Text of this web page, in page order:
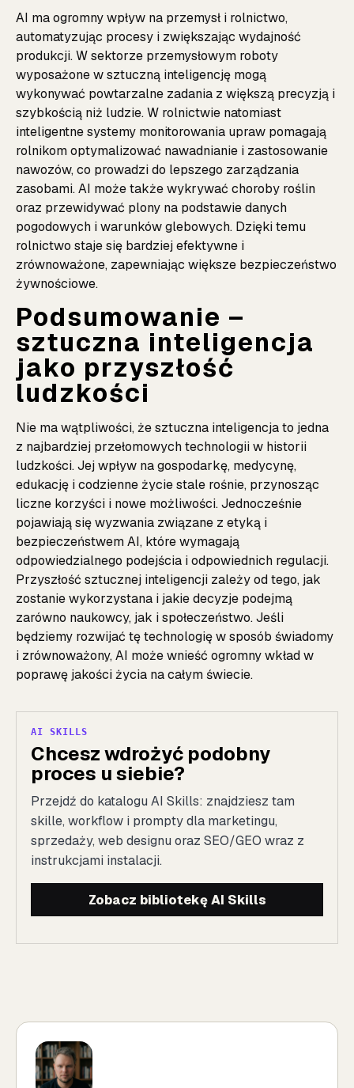
AI ma ogromny wpływ na przemysł i rolnictwo,
automatyzując procesy i zwiększając wydajność
produkcji. W sektorze przemysłowym roboty
wyposażone w sztuczną inteligencję mogą
wykonywać powtarzalne zadania z większą precyzją i
szybkością niż ludzie. W rolnictwie natomiast
inteligentne systemy monitorowania upraw pomagają
rolnikom optymalizować nawadnianie i zastosowanie
nawozów, co prowadzi do lepszego zarządzania
zasobami. AI może także wykrywać choroby roślin
oraz przewidywać plony na podstawie danych
pogodowych i warunków glebowych. Dzięki temu
rolnictwo staje się bardziej efektywne i
zrównoważone, zapewniając większe bezpieczeństwo
żywnościowe.
Podsumowanie –
sztuczna inteligencja
jako przyszłość
ludzkości
Nie ma wątpliwości, że sztuczna inteligencja to jedna
z najbardziej przełomowych technologii w historii
ludzkości. Jej wpływ na gospodarkę, medycynę,
edukację i codzienne życie stale rośnie, przynosząc
liczne korzyści i nowe możliwości. Jednocześnie
pojawiają się wyzwania związane z etyką i
bezpieczeństwem AI, które wymagają
odpowiedzialnego podejścia i odpowiednich regulacji.
Przyszłość sztucznej inteligencji zależy od tego, jak
zostanie wykorzystana i jakie decyzje podejmą
zarówno naukowcy, jak i społeczeństwo. Jeśli
będziemy rozwijać tę technologię w sposób świadomy
i zrównoważony, AI może wnieść ogromny wkład w
poprawę jakości życia na całym świecie.
AI SKILLS
Chcesz wdrożyć podobny
proces u siebie?
Przejdź do katalogu AI Skills: znajdziesz tam
skille, workflow i prompty dla marketingu,
sprzedaży, web designu oraz SEO/GEO wraz z
instrukcjami instalacji.
Zobacz bibliotekę AI Skills